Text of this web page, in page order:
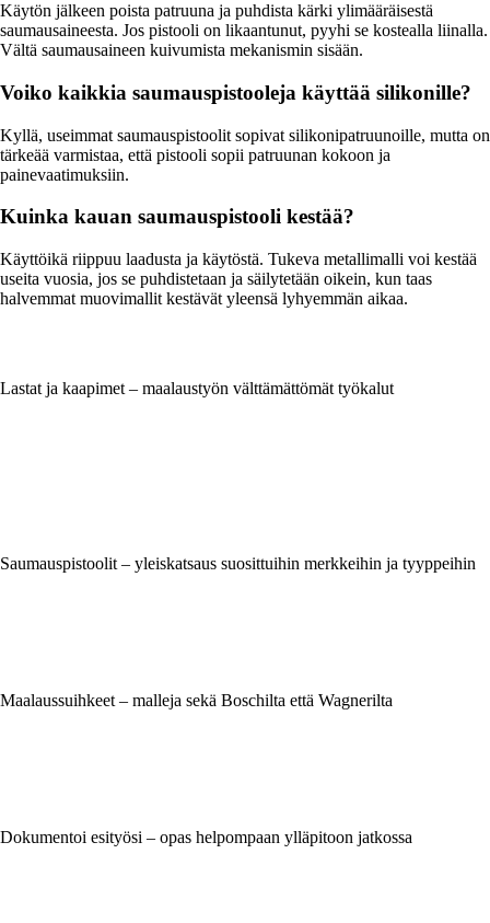
Käytön jälkeen poista patruuna ja puhdista kärki ylimääräisestä
saumausaineesta. Jos pistooli on likaantunut, pyyhi se kostealla liinalla.
Vältä saumausaineen kuivumista mekanismin sisään.
Voiko kaikkia saumauspistooleja käyttää silikonille?
Kyllä, useimmat saumauspistoolit sopivat silikonipatruunoille, mutta on
tärkeää varmistaa, että pistooli sopii patruunan kokoon ja
painevaatimuksiin.
Kuinka kauan saumauspistooli kestää?
Käyttöikä riippuu laadusta ja käytöstä. Tukeva metallimalli voi kestää
useita vuosia, jos se puhdistetaan ja säilytetään oikein, kun taas
halvemmat muovimallit kestävät yleensä lyhyemmän aikaa.
Lastat ja kaapimet – maalaustyön välttämättömät työkalut
Saumauspistoolit – yleiskatsaus suosittuihin merkkeihin ja tyyppeihin
Maalaussuihkeet – malleja sekä Boschilta että Wagnerilta
Dokumentoi esityösi – opas helpompaan ylläpitoon jatkossa